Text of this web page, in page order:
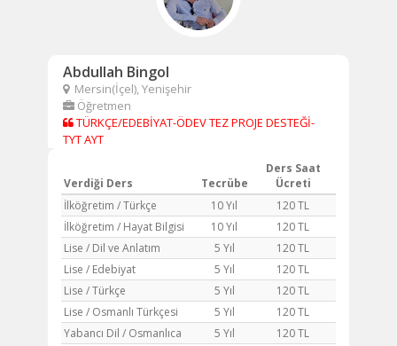
Abdullah Bingol
Mersin(İçel), Yenişehir
Öğretmen
TÜRKÇE/EDEBİYAT-ÖDEV TEZ PROJE DESTEĞİ-
TYT AYT
Verdiği Ders Tecrübe
Ders Saat
Ücreti
İlköğretim / Türkçe
10 Yıl
120 TL
İlköğretim / Hayat Bilgisi
10 Yıl
120 TL
Lise / Dil ve Anlatım
5 Yıl
120 TL
Lise / Edebiyat
5 Yıl
120 TL
Lise / Türkçe
5 Yıl
120 TL
Lise / Osmanlı Türkçesi
5 Yıl
120 TL
Yabancı Dil / Osmanlıca
5 Yıl
120 TL